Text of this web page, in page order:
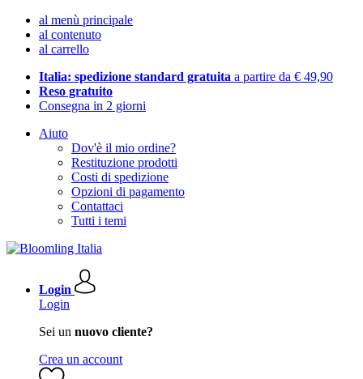
al menù principale
al contenuto
al carrello
Italia: spedizione standard gratuita a partire da € 49,90
Reso gratuito
Consegna in 2 giorni
Aiuto
Dov'è il mio ordine?
Restituzione prodotti
Costi di spedizione
Opzioni di pagamento
Contattaci
Tutti i temi
Login
Login
Sei un nuovo cliente?
Crea un account